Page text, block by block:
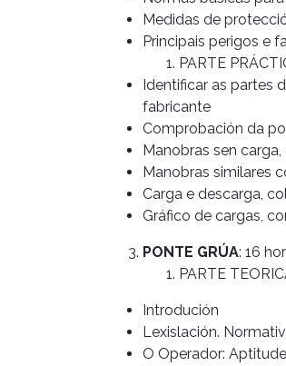
Medidas de
Principais perigos e
PARTE
Identificar as partes
fabricante
Comprobación da
Manobras sen
Manobras similares
Carga e descarga,
Gráfico de cargas,
PONTE GRÚA: 16
PARTE
Introdución
Lexislación.
O Operador: